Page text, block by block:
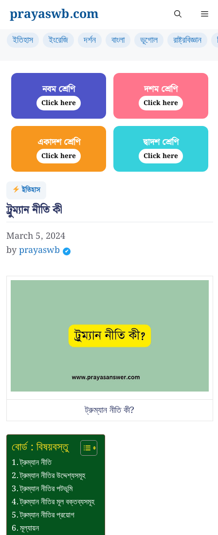
content
prayaswb.com
ইতিহাস ইংরেজি দর্শন বাংলা ভূগোল রাষ্ট্রবিজ্ঞান
নবম শ্রেণি
Click here
দশম শ্রেণি
Click here
একাদশ শ্রেণি
Click here
দ্বাদশ শ্রেণি
Click here
ইতিহাস
ট্রুম্যান নীতি কী
March 5, 2024
byprayaswb
ট্রুম্যান নীতি কী?
বোর্ড : বিষয়বস্তু
ট্রুম্যান নীতি
ট্রুম্যান নীতির উদ্দেশ্যসমূহ
ট্রুম্যান নীতির পটভূমি
ট্রুম্যান নীতির মূল বক্তব্যসমূহ
ট্রুম্যান নীতির প্রয়োগ
মূল্যায়ন